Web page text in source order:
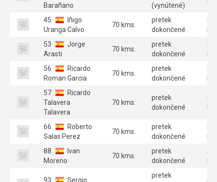
Barañano
(vynútené)
45
Iñigo
Uranga Calvo
70 kms.
pretek
dokončené
53
Jorge
Arasti
70 kms.
pretek
dokončené
56
Ricardo
Roman Garcia
70 kms.
pretek
dokončené
57
Ricardo
Talavera
Talavera
70 kms.
pretek
dokončené
66
Roberto
Salas Perez
70 kms.
pretek
dokončené
88
Ivan
Moreno
70 kms.
pretek
dokončené
93
Sergio
pretek